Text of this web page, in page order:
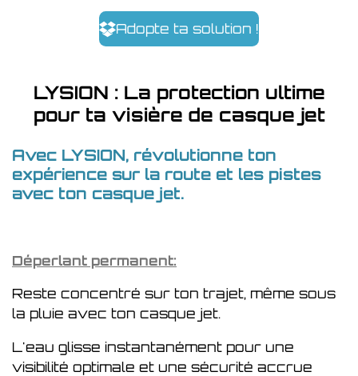
Adopte ta solution !
LYSION : La protection ultime
pour ta visière de casque jet
Avec LYSION, révolutionne ton
expérience sur la route et les pistes
avec ton casque jet.
Déperlant permanent:
Reste concentré sur ton trajet, même sous
la pluie avec ton casque jet.
L'eau glisse instantanément pour une
visibilité optimale et une sécurité accrue